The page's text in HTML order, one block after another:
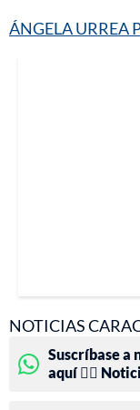
ÁNGELA URREA
NOTICIAS
Suscríbase a
aquí 👉🏻